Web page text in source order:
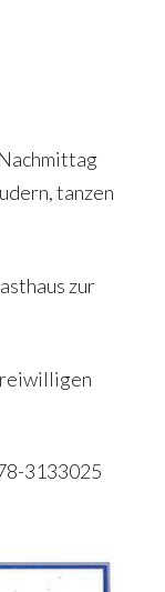
tanzen
zur
3133025